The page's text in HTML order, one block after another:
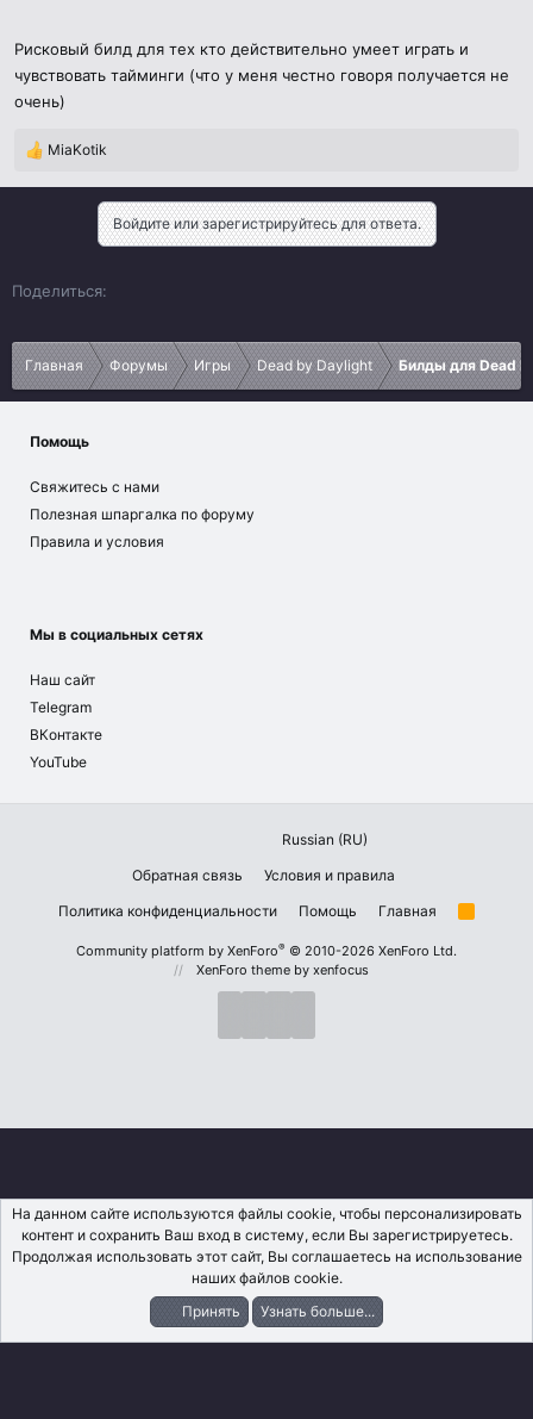
Рисковый билд для тех кто действительно умеет играть и
чувствовать тайминги (что у меня честно говоря получается не
очень)
Р
и
MiaKotik
Войдите или зарегистрируйтесь для ответа.
Поделиться:
Главная Форумы Игры Dead by Daylight Билды для Dead
Помощь
Свяжитесь с нами
Полезная шпаргалка по форуму
Правила и условия
Мы в социальных сетях
Наш сайт
Telegram
ВКонтакте
YouTube
Russian (RU)
Обратная связь
Условия и правила
Политика конфиденциальности
Помощь Главная
R
Community platform by XenForo® © 2010-2026 XenForo Ltd.
XenForo theme by xenfocus
Что Нового? Вход Регистрация
На данном сайте используются файлы cookie, чтобы персонализировать
контент и сохранить Ваш вход в систему, если Вы зарегистрируетесь.
Продолжая использовать этот сайт, Вы соглашаетесь на использование
наших файлов cookie.
Принять
Узнать больше...